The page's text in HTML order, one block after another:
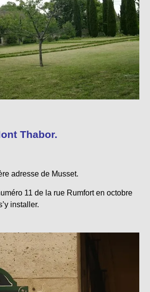
Thabor.
adresse de Musset.
11 de la rue Rumfort en octobre
installer.